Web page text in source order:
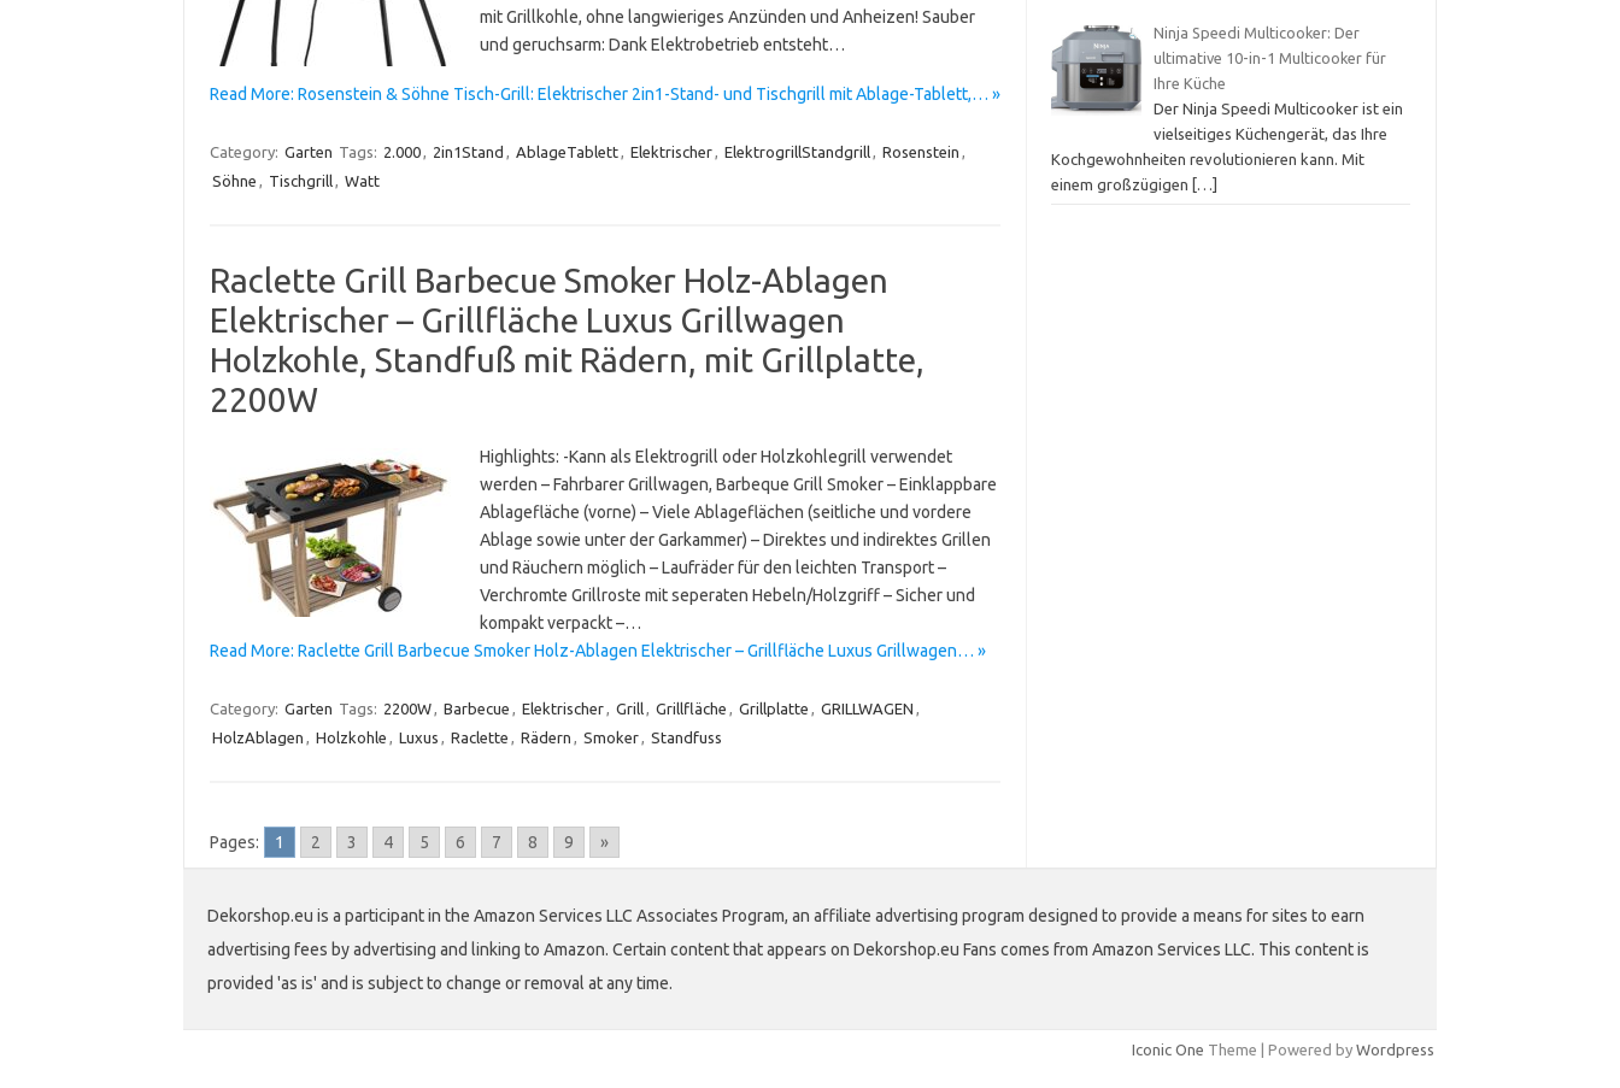
mit Grillkohle, ohne langwieriges Anzünden und Anheizen! Sauber
und geruchsarm: Dank Elektrobetrieb entsteht…
Read More: Rosenstein & Söhne Tisch-Grill: Elektrischer 2in1-Stand- und Tischgrill mit Ablage-Tablett,… »
Category: Garten Tags: 2.000, 2in1Stand , AblageTablett, Elektrischer, ElektrogrillStandgrill, Rosenstein ,
Söhne , Tischgrill, Watt
Raclette Grill Barbecue Smoker Holz-Ablagen
Elektrischer – Grillfläche Luxus Grillwagen
Holzkohle, Standfuß mit Rädern, mit Grillplatte,
2200W
Highlights: -Kann als Elektrogrill oder Holzkohlegrill verwendet
werden – Fahrbarer Grillwagen, Barbeque Grill Smoker – Einklappbare
Ablagefläche (vorne) – Viele Ablageflächen (seitliche und vordere
Ablage sowie unter der Garkammer) – Direktes und indirektes Grillen
und Räuchern möglich – Laufräder für den leichten Transport –
Verchromte Grillroste mit seperaten Hebeln/Holzgriff – Sicher und
kompakt verpackt –…
Read More: Raclette Grill Barbecue Smoker Holz-Ablagen Elektrischer – Grillfläche Luxus Grillwagen… »
Category: Garten Tags: 2200W, Barbecue , Elektrischer, Grill, Grillfläche , Grillplatte , GRILLWAGEN ,
HolzAblagen , Holzkohle , Luxus , Raclette , Rädern , Smoker, Standfuss
Pages: 1 2 3 4 5 6 7 8 9 »
Ninja Speedi Multicooker: Der
ultimative 10-in-1 Multicooker für
Ihre Küche
Der Ninja Speedi Multicooker ist ein
vielseitiges Küchengerät, das Ihre
Kochgewohnheiten revolutionieren kann. Mit
einem großzügigen
[…]
Dekorshop.eu is a participant in the Amazon Services LLC Associates Program, an affiliate advertising program designed to provide a means for sites to earn
advertising fees by advertising and linking to Amazon. Certain content that appears on Dekorshop.eu Fans comes from Amazon Services LLC. This content is
provided 'as is' and is subject to change or removal at any time.
Iconic One Theme | Powered by Wordpress